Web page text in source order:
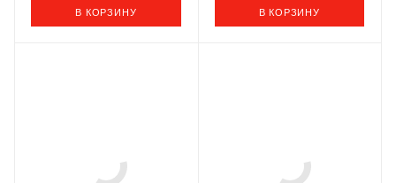
В КОРЗИНУ В КОРЗИНУ